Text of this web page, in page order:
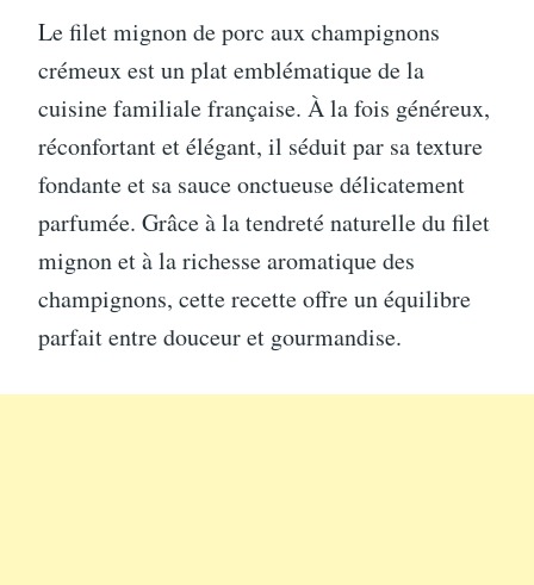
Le filet mignon de porc aux champignons
crémeux est un plat emblématique de la
cuisine familiale française. À la fois généreux,
réconfortant et élégant, il séduit par sa texture
fondante et sa sauce onctueuse délicatement
parfumée. Grâce à la tendreté naturelle du filet
mignon et à la richesse aromatique des
champignons, cette recette offre un équilibre
parfait entre douceur et gourmandise.